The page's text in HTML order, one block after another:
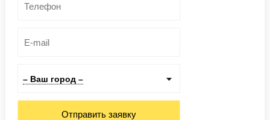
– Ваш город –
Отправить заявку